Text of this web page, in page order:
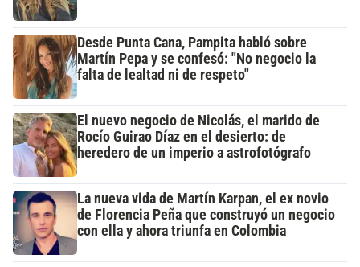
Desde Punta Cana, Pampita habló sobre
Martín Pepa y se confesó: "No negocio la
falta de lealtad ni de respeto"
El nuevo negocio de Nicolás, el marido de
Rocío Guirao Díaz en el desierto: de
heredero de un imperio a astrofotógrafo
La nueva vida de Martín Karpan, el ex novio
de Florencia Peña que construyó un negocio
con ella y ahora triunfa en Colombia